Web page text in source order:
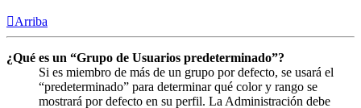
Arriba
¿Qué es un “Grupo de Usuarios predeterminado”?
Si es miembro de más de un grupo por defecto, se usará el
“predeterminado” para determinar qué color y rango se
mostrará por defecto en su perfil. La Administración debe